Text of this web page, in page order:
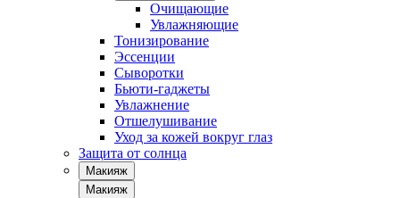
Очищающие
Увлажняющие
Тонизирование
Эссенции
Сыворотки
Бьюти-гаджеты
Увлажнение
Отшелушивание
Уход за кожей вокруг глаз
Защита от солнца
Макияж
Макияж